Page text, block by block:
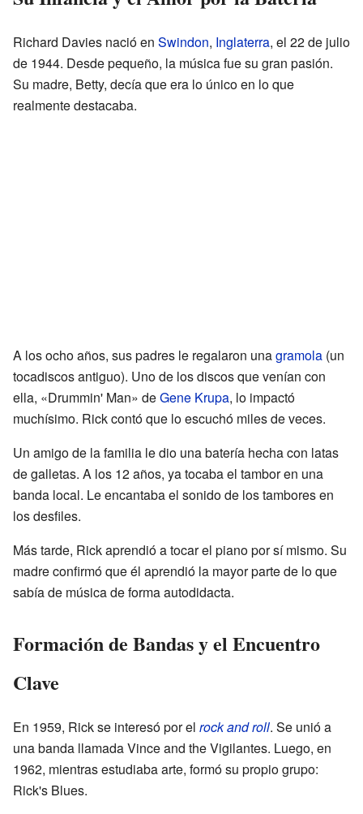
Richard Davies nació en Swindon, Inglaterra, el 22 de julio
de 1944. Desde pequeño, la música fue su gran pasión.
Su madre, Betty, decía que era lo único en lo que
realmente destacaba.
A los ocho años, sus padres le regalaron unagramola (un
tocadiscos antiguo). Uno de los discos que venían con
ella, «Drummin' Man» deGene Krupa, lo impactó
muchísimo. Rick contó que lo escuchó miles de veces.
Un amigo de la familia le dio una batería hecha con latas
de galletas. A los 12 años, ya tocaba el tambor en una
banda local. Le encantaba el sonido de los tambores en
los desfiles.
Más tarde, Rick aprendió a tocar el piano por sí mismo. Su
madre confirmó que él aprendió la mayor parte de lo que
sabía de música de forma autodidacta.
Formación de Bandas y el Encuentro
Clave
En 1959, Rick se interesó por el rock and roll. Se unió a
una banda llamada Vince and the Vigilantes. Luego, en
1962, mientras estudiaba arte, formó su propio grupo:
Rick's Blues.